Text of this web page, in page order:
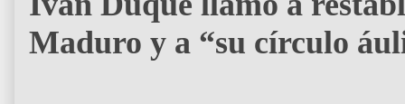
Maduro y a “su círculo